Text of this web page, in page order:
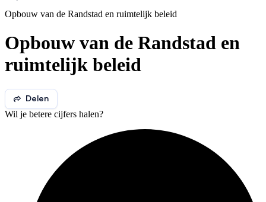
Opbouw van de Randstad en ruimtelijk beleid
Opbouw van de Randstad en
ruimtelijk beleid
Delen
Wil je betere cijfers halen?